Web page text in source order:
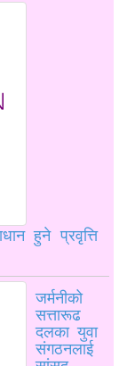
हुने प्रवृत्ति
जर्मनीको
सत्तारूढ
दलका युवा
संगठनलाई